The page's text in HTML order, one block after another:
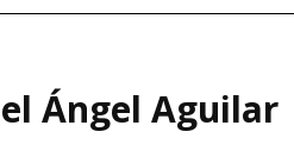
Ángel Aguilar